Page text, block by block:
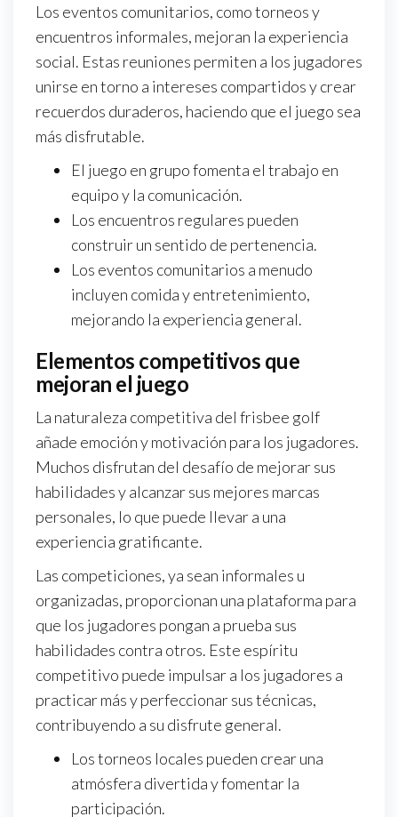
Los eventos comunitarios, como torneos y
encuentros informales, mejoran la experiencia
social. Estas reuniones permiten a los jugadores
unirse en torno a intereses compartidos y crear
recuerdos duraderos, haciendo que el juego sea
más disfrutable.
El juego en grupo fomenta el trabajo en
equipo y la comunicación.
Los encuentros regulares pueden
construir un sentido de pertenencia.
Los eventos comunitarios a menudo
incluyen comida y entretenimiento,
mejorando la experiencia general.
Elementos competitivos que
mejoran el juego
La naturaleza competitiva del frisbee golf
añade emoción y motivación para los jugadores.
Muchos disfrutan del desafío de mejorar sus
habilidades y alcanzar sus mejores marcas
personales, lo que puede llevar a una
experiencia gratificante.
Las competiciones, ya sean informales u
organizadas, proporcionan una plataforma para
que los jugadores pongan a prueba sus
habilidades contra otros. Este espíritu
competitivo puede impulsar a los jugadores a
practicar más y perfeccionar sus técnicas,
contribuyendo a su disfrute general.
Los torneos locales pueden crear una
atmósfera divertida y fomentar la
participación.